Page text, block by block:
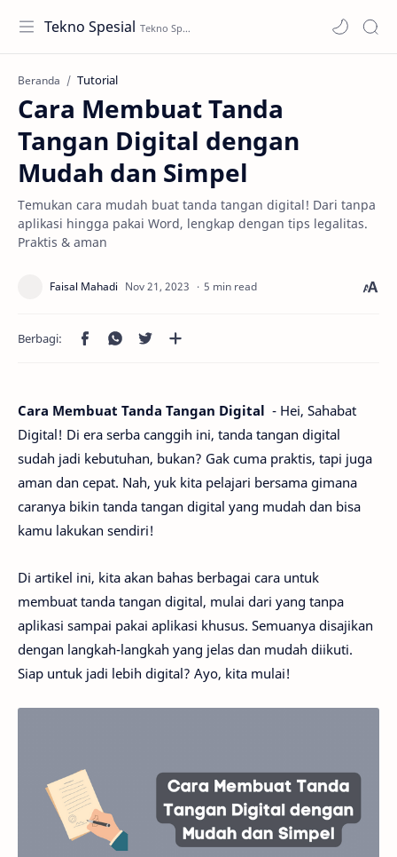
Tekno Spesial
Beranda Tutorial
Cara Membuat Tanda
Tangan Digital dengan
Mudah dan Simpel
Temukan cara mudah buat tanda tangan digital! Dari tanpa
aplikasi hingga pakai Word, lengkap dengan tips legalitas.
Praktis & aman
5 min read
Cara Membuat Tanda Tangan Digital - Hei, Sahabat
Digital! Di era serba canggih ini, tanda tangan digital
sudah jadi kebutuhan, bukan? Gak cuma praktis, tapi juga
aman dan cepat. Nah, yuk kita pelajari bersama gimana
caranya bikin tanda tangan digital yang mudah dan bisa
kamu lakukan sendiri!
Di artikel ini, kita akan bahas berbagai cara untuk
membuat tanda tangan digital, mulai dari yang tanpa
aplikasi sampai pakai aplikasi khusus. Semuanya disajikan
dengan langkah-langkah yang jelas dan mudah diikuti.
Siap untuk jadi lebih digital? Ayo, kita mulai!